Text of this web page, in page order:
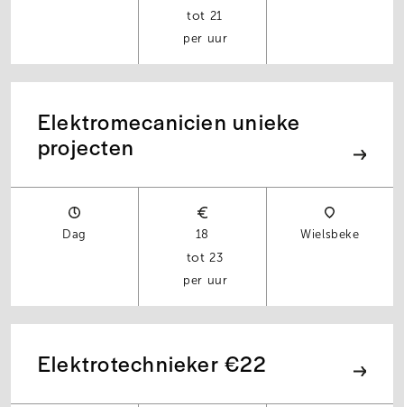
21
per uur
Elektromecanicien unieke
projecten
Dag
18
23
per uur
Wielsbeke
Elektrotechnieker €22